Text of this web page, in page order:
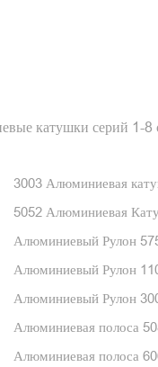
катушки серий 1-8
3003 Алюминиевая
5052 Алюминиевая
Алюминиевый Рулон
Алюминиевый Рулон
Алюминиевый Рулон
Алюминиевая полоса
Алюминиевая полоса